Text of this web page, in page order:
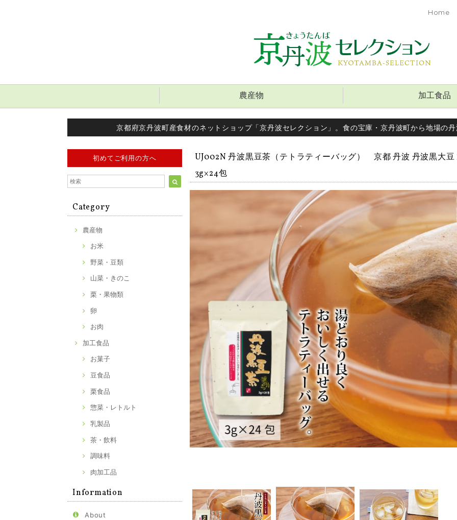
Home
農産物 加工食品
京都府京丹波町産食材のネットショップ「京丹波セレクション」。食の宝庫・京丹波町から地場の丹
初めてご利用の方へ
Category
農産物
お米
野菜・豆類
山菜・きのこ
栗・果物類
卵
お肉
加工食品
お菓子
豆食品
栗食品
惣菜・レトルト
乳製品
茶・飲料
調味料
肉加工品
Information
About
UJ002N 丹波黒豆茶（テトラティーバッグ） 京都 丹波 丹波黒大
3g×24包